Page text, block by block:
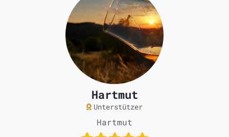
Hartmut
Unterstützer
Hartmut